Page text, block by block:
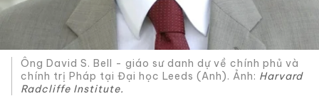
Ông David S. Bell - giáo sư danh dự về chính phủ và
chính trị Pháp tại Đại học Leeds (Anh). Ảnh: Harvard
Radcliffe Institute.